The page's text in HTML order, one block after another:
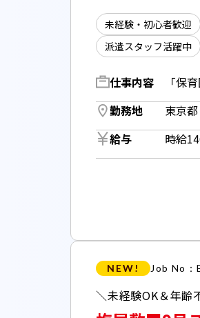
未経験・初心者歓迎
派遣スタッフ活躍中
仕事内容
勤務地
東京
給与
時給
NEW! Job No